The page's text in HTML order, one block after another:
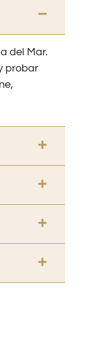
del Mar.
probar